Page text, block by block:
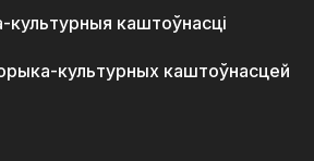
культурныя каштоўнасці
культурных каштоўнасцей